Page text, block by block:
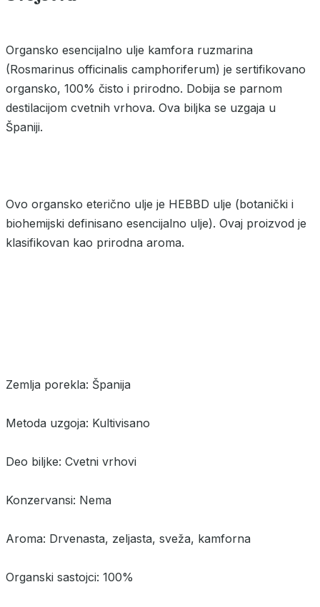
Organsko esencijalno ulje kamfora ruzmarina
(Rosmarinus officinalis camphoriferum) je sertifikovano
organsko, 100% čisto i prirodno. Dobija se parnom
destilacijom cvetnih vrhova. Ova biljka se uzgaja u
Španiji.
Ovo organsko eterično ulje je HEBBD ulje (botanički i
biohemijski definisano esencijalno ulje). Ovaj proizvod je
klasifikovan kao prirodna aroma.
Zemlja porekla: Španija
Metoda uzgoja: Kultivisano
Deo biljke: Cvetni vrhovi
Konzervansi: Nema
Aroma: Drvenasta, zeljasta, sveža, kamforna
Organski sastojci: 100%